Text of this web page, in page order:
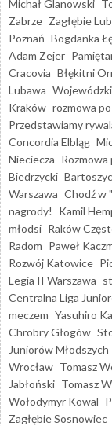
Michał Glanowski
Zabrze Zagłębie
Poznań Bogdanka
Adam Zejer
Cracovia Błękitni
Lubawa
Kraków rozmowa
Przedstawiamy
Concordia Elbląg
Nieciecza Rozmowa
Biedrzycki
Warszawa Chodź w
nagrody!
Kamil
młodsi Raków
Radom Paweł
Rozwój Katowice
Legia II Warszawa
Centralna Liga
meczem Yasuhiro
Chrobry Głogów
Juniorów Młodszych
Wrocław Tomasz
Jabłoński Tomasz
Wołodymyr Kowal
Zagłębie Sosnowiec